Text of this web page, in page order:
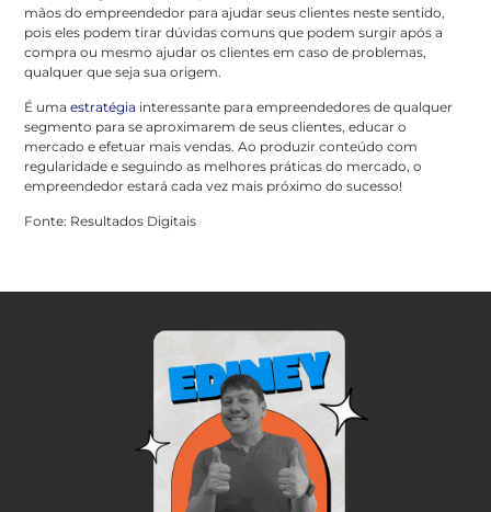
mãos do empreendedor para ajudar seus clientes neste sentido,
pois eles podem tirar dúvidas comuns que podem surgir após a
compra ou mesmo ajudar os clientes em caso de problemas,
qualquer que seja sua origem.
É umaestratégia interessante para empreendedores de qualquer
segmento para se aproximarem de seus clientes, educar o
mercado e efetuar mais vendas. Ao produzir conteúdo com
regularidade e seguindo as melhores práticas do mercado, o
empreendedor estará cada vez mais próximo do sucesso!
Fonte: Resultados Digitais